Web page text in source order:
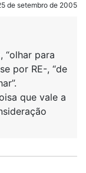
de setembro de 2005
“olhar para
por RE-, “de
que vale a